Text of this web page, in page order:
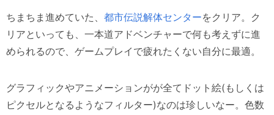
ちまちま進めていた、 都市伝説解体センターをクリア。ク
リアといっても、一本道アドベンチャーで何も考えずに進
められるので、ゲームプレイで疲れたくない自分に最適。
グラフィックやアニメーションがが全てドット絵(もしくは
ピクセルとなるようなフィルター)なのは珍しいなー。色数